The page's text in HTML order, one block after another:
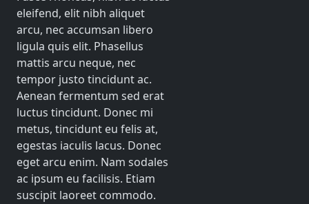
eleifend, elit nibh aliquet
arcu, nec accumsan libero
ligula quis elit. Phasellus
mattis arcu neque, nec
tempor justo tincidunt ac.
Aenean fermentum sed erat
luctus tincidunt. Donec mi
metus, tincidunt eu felis at,
egestas iaculis lacus. Donec
eget arcu enim. Nam sodales
ac ipsum eu facilisis. Etiam
suscipit laoreet commodo.